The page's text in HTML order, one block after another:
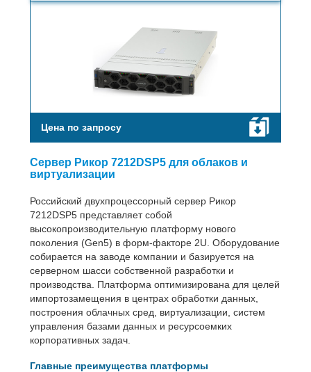
Цена по запросу
Сервер Рикор 7212DSP5 для облаков и
виртуализации
Российский двухпроцессорный сервер Рикор
7212DSP5 представляет собой
высокопроизводительную платформу нового
поколения (Gen5) в форм-факторе 2U. Оборудование
собирается на заводе компании и базируется на
серверном шасси собственной разработки и
производства. Платформа оптимизирована для целей
импортозамещения в центрах обработки данных,
построения облачных сред, виртуализации, систем
управления базами данных и ресурсоемких
корпоративных задач.
Главные преимущества платформы